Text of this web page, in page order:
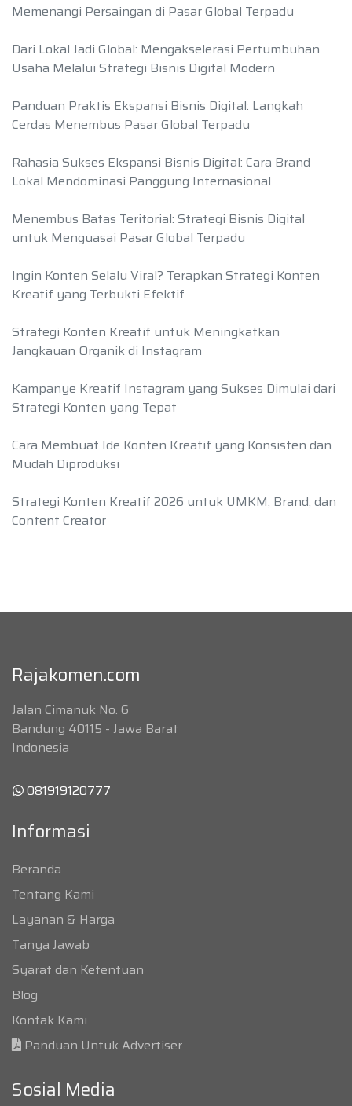
Memenangi Persaingan di Pasar Global Terpadu
Dari Lokal Jadi Global: Mengakselerasi Pertumbuhan
Usaha Melalui Strategi Bisnis Digital Modern
Panduan Praktis Ekspansi Bisnis Digital: Langkah
Cerdas Menembus Pasar Global Terpadu
Rahasia Sukses Ekspansi Bisnis Digital: Cara Brand
Lokal Mendominasi Panggung Internasional
Menembus Batas Teritorial: Strategi Bisnis Digital
untuk Menguasai Pasar Global Terpadu
Ingin Konten Selalu Viral? Terapkan Strategi Konten
Kreatif yang Terbukti Efektif
Strategi Konten Kreatif untuk Meningkatkan
Jangkauan Organik di Instagram
Kampanye Kreatif Instagram yang Sukses Dimulai dari
Strategi Konten yang Tepat
Cara Membuat Ide Konten Kreatif yang Konsisten dan
Mudah Diproduksi
Strategi Konten Kreatif 2026 untuk UMKM, Brand, dan
Content Creator
Rajakomen.com
Jalan Cimanuk No. 6
Bandung 40115 - Jawa Barat
Indonesia
081919120777
Informasi
Beranda
Tentang Kami
Layanan & Harga
Tanya Jawab
Syarat dan Ketentuan
Blog
Kontak Kami
Panduan Untuk Advertiser
Sosial Media